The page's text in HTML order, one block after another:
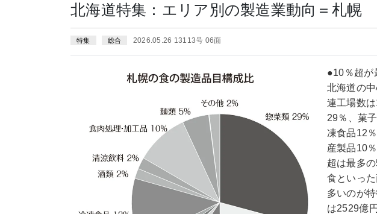
北海道特集：エリア別の製造業動向＝札幌
特集 総合 2026.05.26 13113号 06面
●10％超
北海道の
連工場数
29％、菓
凍食品12
産製品10
超は最多
食といっ
多いのが
は2529億